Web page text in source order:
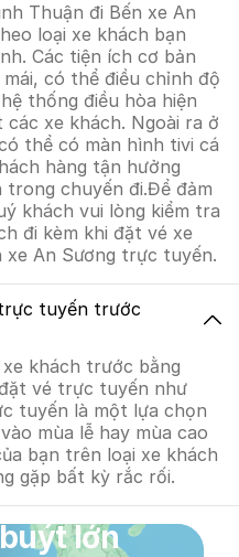
Thuận đi Bến xe An
loại xe khách bạn
Các tiện ích cơ bản
có thể điều chỉnh độ
thống điều hòa hiện
xe khách. Ngoài ra ở
thể có màn hình tivi cá
hàng tận hưởng
trong chuyến đi.Để đảm
khách vui lòng kiểm tra
đi kèm khi đặt vé xe
An Sương trực tuyến.
tuyến trước
khách trước bằng
vé trực tuyến như
tuyến là một lựa chọn
mùa lễ hay mùa cao
bạn trên loại xe khách
gặp bất kỳ rắc rối.
lớn